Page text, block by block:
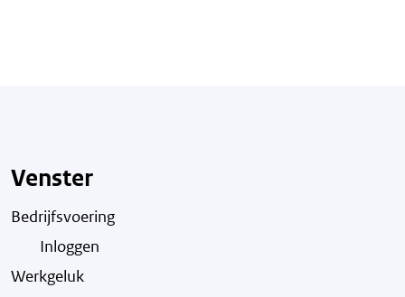
Venster
Bedrijfsvoering
Inloggen
Werkgeluk